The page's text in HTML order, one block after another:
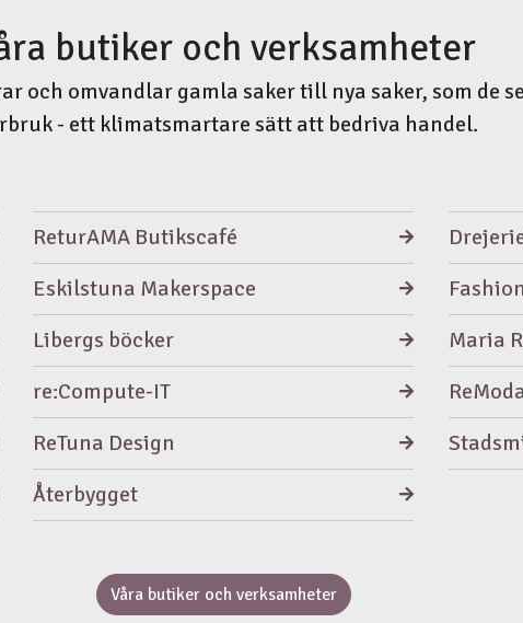
butiker och verksamheter
och omvandlar gamla saker till nya saker, som de
- ett klimatsmartare sätt att bedriva handel.
ReturAMA Butikscafé
Eskilstuna Makerspace
Libergs böcker
Maria
re:Compute-IT
ReTuna Design
Återbygget
Våra butiker och verksamheter